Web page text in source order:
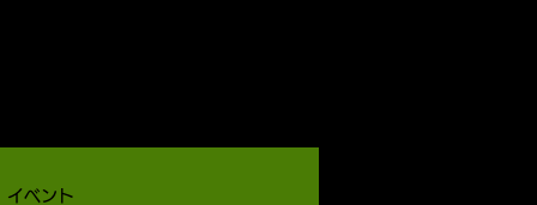
イベント